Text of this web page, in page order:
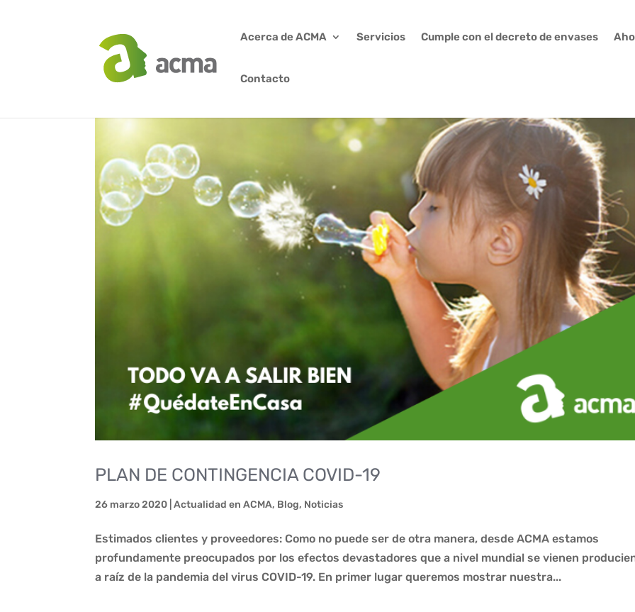
Acerca de ACMA Servicios Cumple con el decreto de envases
Contacto
PLAN DE CONTINGENCIA COVID-19
26 marzo 2020 |Actualidad en ACMA, Blog, Noticias
Estimados clientes y proveedores: Como no puede ser de otra manera, desde ACMA estamos
profundamente preocupados por los efectos devastadores que a nivel mundial se vienen
a raíz de la pandemia del virus COVID-19. En primer lugar queremos mostrar nuestra...